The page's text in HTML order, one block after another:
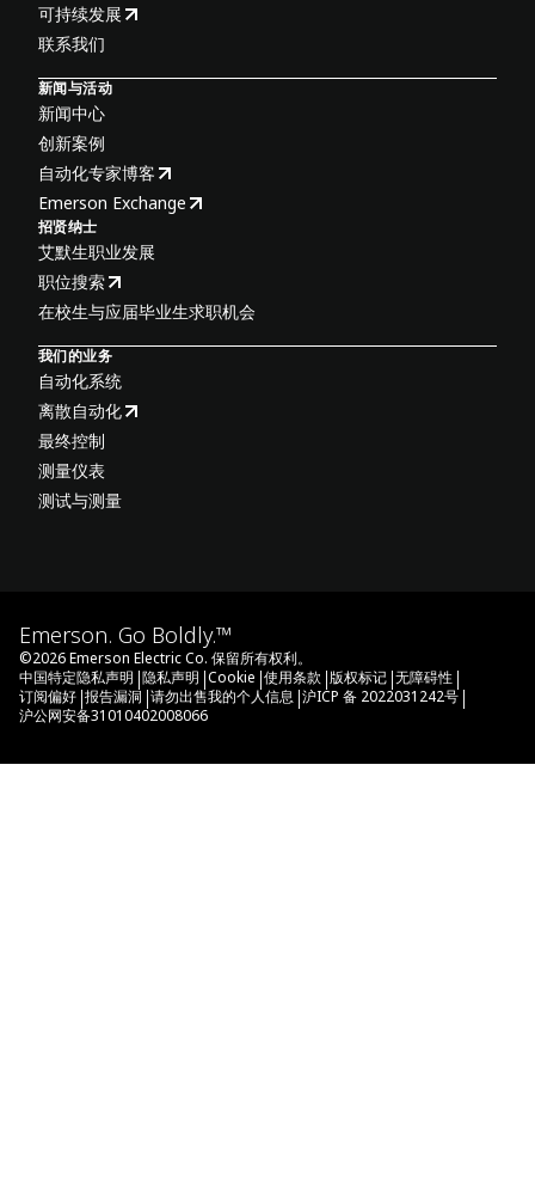
可持续发展
联系我们
新闻与活动
新闻中心
创新案例
自动化专家博客
Emerson Exchange
招贤纳士
艾默生职业发展
职位搜索
在校生与应届毕业生求职机会
我们的业务
自动化系统
离散自动化
最终控制
测量仪表
测试与测量
Emerson. Go Boldly.™
©2026Emerson Electric Co. 保留所有权利。
中国特定隐私声明 |隐私声明 |Cookie |使用条款 |版权标记 |无障碍性 |
订阅偏好 |报告漏洞 |请勿出售我的个人信息 |沪ICP 备 2022031242号 |
沪公网安备31010402008066